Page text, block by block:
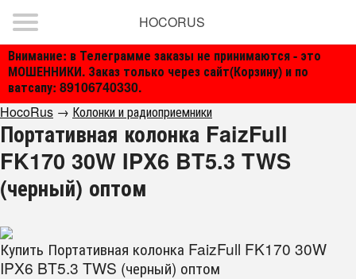
Внимание: в Телеграмме заказы не принимаются - это
МОШЕННИКИ. Заказ только через сайт(Корзину) и по
ватсапу: 89106740330.
HOCORUS
HocoRus → Колонки и радиоприемники
Портативная колонка FaizFull
FK170 30W IPX6 BT5.3 TWS
(черный) оптом
Купить Портативная колонка FaizFull FK170 30W
IPX6 BT5.3 TWS (черный) оптом